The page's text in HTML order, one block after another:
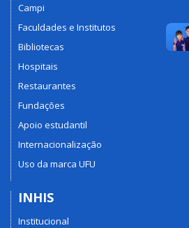
Campi
Faculdades e Institutos
Bibliotecas
Hospitais
Restaurantes
Fundações
Apoio estudantil
Internacionalização
Uso da marca UFU
INHIS
Institucional